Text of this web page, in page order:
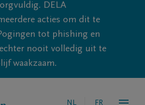
DELA
acties om dit te
tot phishing en
nooit volledig uit te
waakzaam.
NL FR